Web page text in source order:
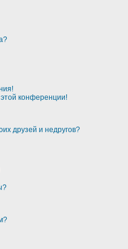
конференции!
друзей и недругов?